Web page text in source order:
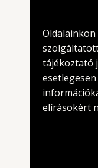
tájékoztató
elírásokért